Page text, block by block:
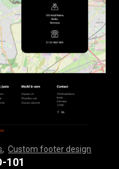
,Custom footer design
, ,,,,,,,,,,,,,,,,,,,,,,,,
, ,,,,,,,,,,,,,,,,,,,,,,,,
101